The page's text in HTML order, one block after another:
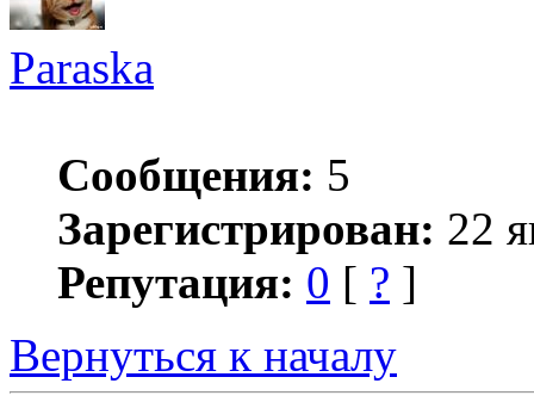
Paraska
Сообщения: 5
Зарегистрирован: 22
Репутация: 0 [ ? ]
Вернуться к началу